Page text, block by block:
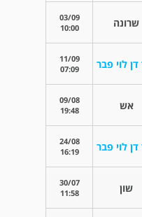
שרונה
03/09
10:00
לוי פבר
11/09
07:09
אש
09/08
19:48
לוי פבר
24/08
16:19
שון
30/07
11:58